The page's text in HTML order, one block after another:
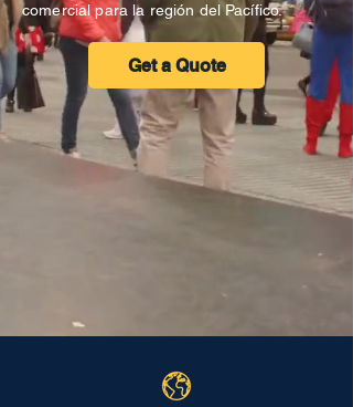
comercial para la región del Pacífico.
Get a Quote